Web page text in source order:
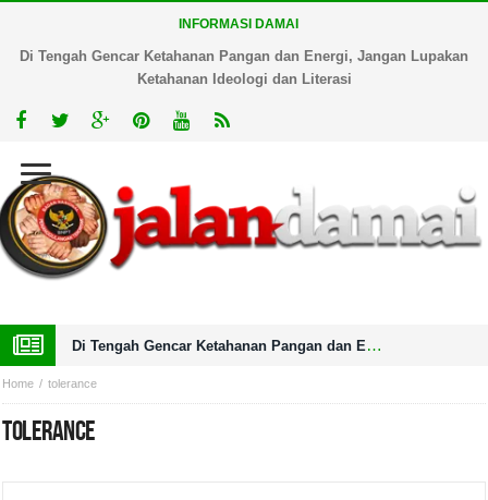
INFORMASI DAMAI
Di Tengah Gencar Ketahanan Pangan dan Energi, Jangan Lupakan
Ketahanan Ideologi dan Literasi
Di Tengah Gencar Ketahanan Pangan dan Energi, Jangan Lupakan Ketahanan Ideologi dan Literasi
Home tolerance
tolerance